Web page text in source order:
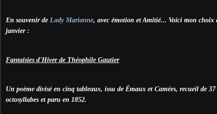
En souvenir de Lady Marianne, avec émotion et Amitié... Voici mon choix
janvier :
Fantaisies d'Hiver de Théophile Gautier
Un poème divisé en cinq tableaux, issu de Émaux et Camées, recueil de 37
octosyllabes et paru en 1852.